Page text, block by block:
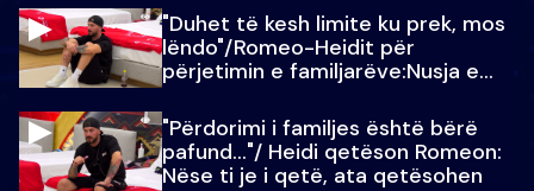
"Duhet të kesh limite ku prek, mos
lëndo"/Romeo-Heidit për
përjetimin e familjarëve:Nusja e
"Përdorimi i familjes është bërë
pafund…"/ Heidi qetëson Romeon:
Nëse ti je i qetë, ata qetësohen